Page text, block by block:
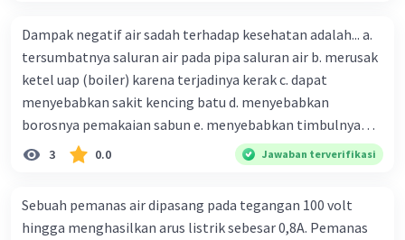
Dampak negatif air sadah terhadap kesehatan adalah... a.
tersumbatnya saluran air pada pipa saluran air b. merusak
ketel uap (boiler) karena terjadinya kerak c. dapat
menyebabkan sakit kencing batu d. menyebabkan
borosnya pemakaian sabun e. menyebabkan timbulnya
karang gigi dan gigi keropos
3 0.0 Jawaban terverifikasi
Sebuah pemanas air dipasang pada tegangan 100 volt
hingga menghasilkan arus listrik sebesar 0,8A. Pemanas